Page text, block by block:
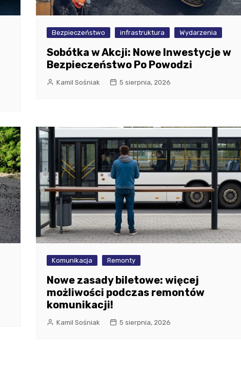
Bezpieczeństwo infrastruktura Wydarzenia
Sobótka w Akcji: Nowe Inwestycje w
Bezpieczeństwo Po Powodzi
Kamil Sośniak 5 sierpnia, 2026
Komunikacja Remonty
Nowe zasady biletowe: więcej
możliwości podczas remontów
komunikacji!
Kamil Sośniak 5 sierpnia, 2026